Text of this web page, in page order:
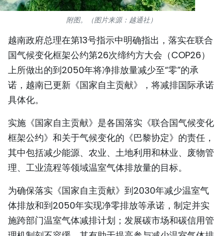
友谊桥梁
多功能媒体
图表新闻
视频
人民报社简介
ENGLISH
FRANÇAIS
附图。（图片来源：越通社）
越南政府总理在第13号指示中明确指出，落实在联合
国气候变化框架公约第26次缔约方大会（COP26）
上所做出的到2050年将净排放量减少至“零”的承
诺，越南已更新《国家自主贡献》，将减排国际承诺
具体化。
实施《国家自主贡献》是各国落实《联合国气候变化
框架公约》和关于气候变化的《巴黎协定》的责任，
其中包括减少能源、农业、土地利用和林业、废物管
理、工业流程等领域温室气体排放量的目标。
为确保落实《国家自主贡献》到2030年减少温室气
体排放和到2050年实现净零排放等承诺，制定并实
施跨部门温室气体减排计划；发展碳市场和碳信用管